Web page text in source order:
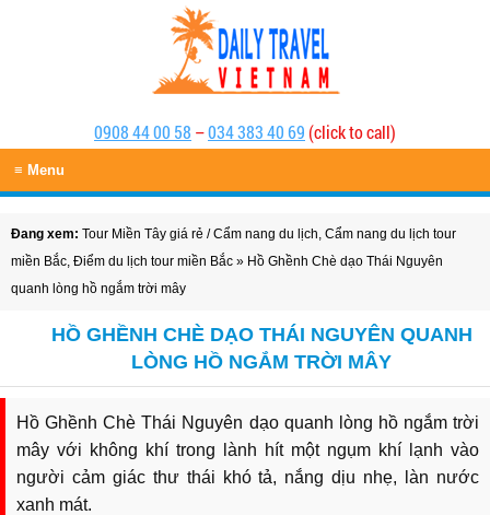
0908 44 00 58 –034 383 40 69 (click to call)
≡ Menu
Đang xem: Tour Miền Tây giá rẻ /Cẩm nang du lịch, Cẩm nang du lịch tour
miền Bắc, Điểm du lịch tour miền Bắc » Hồ Ghềnh Chè dạo Thái Nguyên
quanh lòng hồ ngắm trời mây
HỒ GHỀNH CHÈ DẠO THÁI NGUYÊN QUANH
LÒNG HỒ NGẮM TRỜI MÂY
Hồ Ghềnh Chè Thái Nguyên dạo quanh lòng hồ ngắm trời
mây với không khí trong lành hít một ngụm khí lạnh vào
người cảm giác thư thái khó tả, nắng dịu nhẹ, làn nước
xanh mát.